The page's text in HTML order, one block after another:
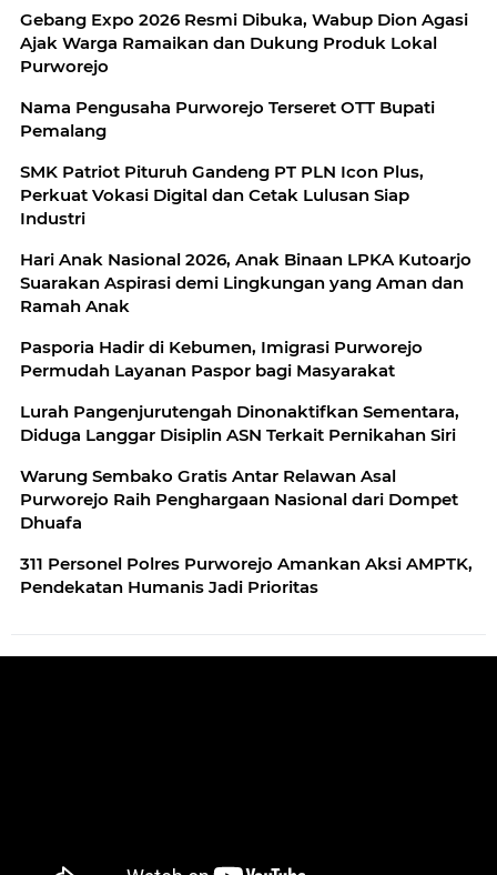
Gebang Expo 2026 Resmi Dibuka, Wabup Dion Agasi
Ajak Warga Ramaikan dan Dukung Produk Lokal
Purworejo
Nama Pengusaha Purworejo Terseret OTT Bupati
Pemalang
SMK Patriot Pituruh Gandeng PT PLN Icon Plus,
Perkuat Vokasi Digital dan Cetak Lulusan Siap
Industri
Hari Anak Nasional 2026, Anak Binaan LPKA Kutoarjo
Suarakan Aspirasi demi Lingkungan yang Aman dan
Ramah Anak
Pasporia Hadir di Kebumen, Imigrasi Purworejo
Permudah Layanan Paspor bagi Masyarakat
Lurah Pangenjurutengah Dinonaktifkan Sementara,
Diduga Langgar Disiplin ASN Terkait Pernikahan Siri
Warung Sembako Gratis Antar Relawan Asal
Purworejo Raih Penghargaan Nasional dari Dompet
Dhuafa
311 Personel Polres Purworejo Amankan Aksi AMPTK,
Pendekatan Humanis Jadi Prioritas